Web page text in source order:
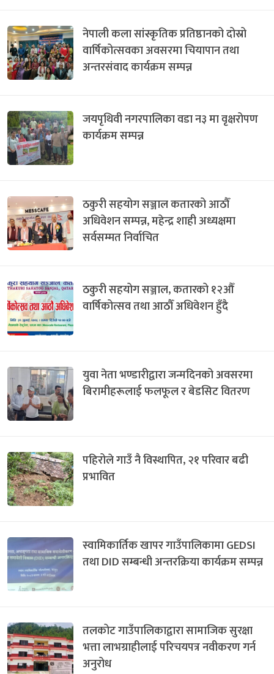
नेपाली कला सांस्कृतिक प्रतिष्ठानको दोस्रो
वार्षिकोत्सवका अवसरमा चियापान तथा
अन्तरसंवाद कार्यक्रम सम्पन्न
जयपृथिवी नगरपालिका वडा न३ मा वृक्षरोपण
कार्यक्रम सम्पन्न
ठकुरी सहयोग सञ्जाल कतारको आठौँ
अधिवेशन सम्पन्न, महेन्द्र शाही अध्यक्षमा
सर्वसम्मत निर्वाचित
ठकुरी सहयोग सञ्जाल, कतारको १२औँ
वार्षिकोत्सव तथा आठौँ अधिवेशन हुँदै
युवा नेता भण्डारीद्वारा जन्मदिनको अवसरमा
बिरामीहरूलाई फलफूल र बेडसिट वितरण
पहिरोले गाउँ नै विस्थापित, २१ परिवार बढी
प्रभावित
स्वामिकार्तिक खापर गाउँपालिकामा GEDSI
तथा DID सम्बन्धी अन्तरक्रिया कार्यक्रम सम्पन्न
तलकोट गाउँपालिकाद्वारा सामाजिक सुरक्षा
भत्ता लाभग्राहीलाई परिचयपत्र नवीकरण गर्न
अनुरोध